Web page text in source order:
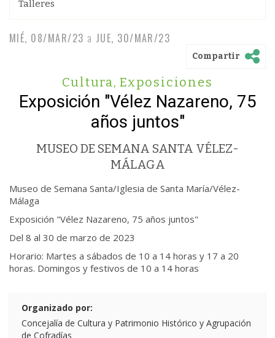
Talleres
MIÉ, 08/MAR/23 a JUE, 30/MAR/23
Compartir
Cultura, Exposiciones
Exposición "Vélez Nazareno, 75
años juntos"
MUSEO DE SEMANA SANTA VÉLEZ-
MÁLAGA
Museo de Semana Santa/Iglesia de Santa María/Vélez-
Málaga
Exposición "Vélez Nazareno, 75 años juntos"
Del 8 al 30 de marzo de 2023
Horario: Martes a sábados de 10 a 14 horas y 17 a 20
horas. Domingos y festivos de 10 a 14 horas
Organizado por:
Concejalía de Cultura y Patrimonio Histórico y Agrupación
de Cofradías